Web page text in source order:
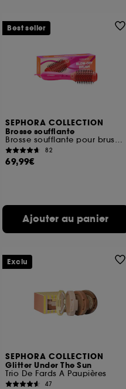
SEPHORA COLLECTION
Brosse soufflante
Brosse soufflante pour brushing effet volume
82
69,99€
Ajouter au panier
Best seller
SEPHORA COLLECTION
Glitter Under The Sun
Trio De Fards A Paupières
47
Exclu